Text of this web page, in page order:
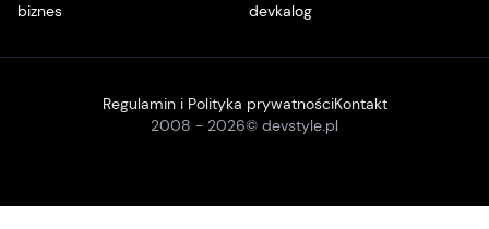
biznes
devkalog
2008 - 2026© devstyle.pl
Regulamin i Polityka prywatnościKontakt